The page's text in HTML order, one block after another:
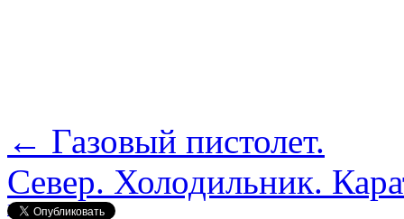
← Газовый пистолет.
Север. Холодильник.
Нравится